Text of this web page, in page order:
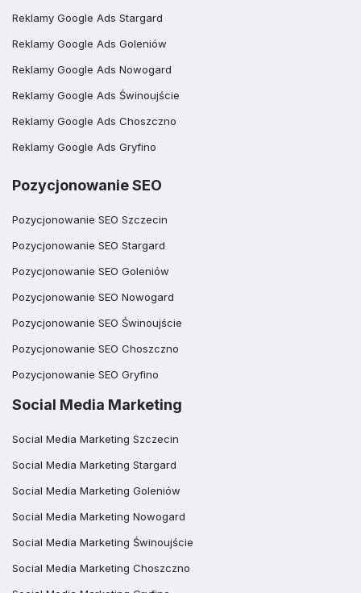
Reklamy Google Ads Stargard
Reklamy Google Ads Goleniów
Reklamy Google Ads Nowogard
Reklamy Google Ads Świnoujście
Reklamy Google Ads Choszczno
Reklamy Google Ads Gryfino
Pozycjonowanie SEO
Pozycjonowanie SEO Szczecin
Pozycjonowanie SEO Stargard
Pozycjonowanie SEO Goleniów
Pozycjonowanie SEO Nowogard
Pozycjonowanie SEO Świnoujście
Pozycjonowanie SEO Choszczno
Pozycjonowanie SEO Gryfino
Social Media Marketing
Social Media Marketing Szczecin
Social Media Marketing Stargard
Social Media Marketing Goleniów
Social Media Marketing Nowogard
Social Media Marketing Świnoujście
Social Media Marketing Choszczno